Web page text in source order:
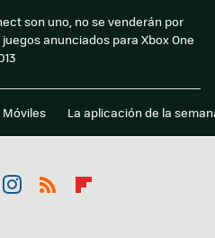
son uno, no se venderán por
anunciados para Xbox One
Móviles La aplicación de la